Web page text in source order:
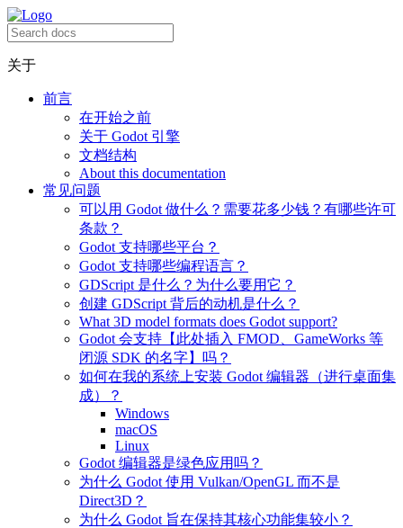
关于
前言
在开始之前
关于 Godot 引擎
文档结构
About this documentation
常见问题
可以用 Godot 做什么？需要花多少钱？有哪些许可
条款？
Godot 支持哪些平台？
Godot 支持哪些编程语言？
GDScript 是什么？为什么要用它？
创建 GDScript 背后的动机是什么？
What 3D model formats does Godot support?
Godot 会支持【此处插入 FMOD、GameWorks 等
闭源 SDK 的名字】吗？
如何在我的系统上安装 Godot 编辑器（进行桌面集
成）？
Windows
macOS
Linux
Godot 编辑器是绿色应用吗？
为什么 Godot 使用 Vulkan/OpenGL 而不是
Direct3D？
为什么 Godot 旨在保持其核心功能集较小？